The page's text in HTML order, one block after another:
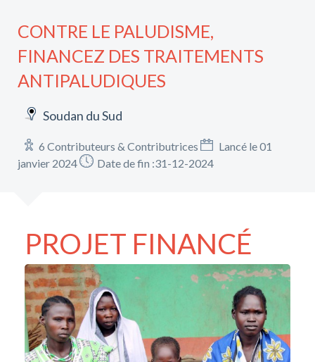
CONTRE LE PALUDISME,
FINANCEZ DES TRAITEMENTS
ANTIPALUDIQUES
Soudan du Sud
6 Contributeurs & Contributrices
Lancé le 01
janvier 2024
Date de fin :31-12-2024
PROJET FINANCÉ